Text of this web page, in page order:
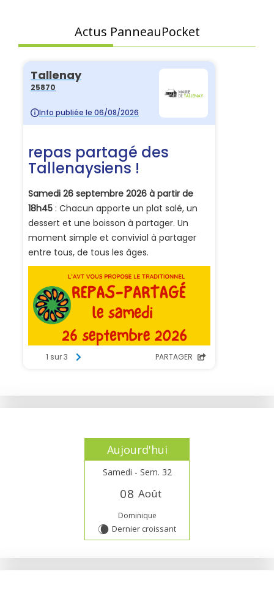
Actus PanneauPocket
Aujourd'hui
Samedi - Sem. 32
08 Août
Dominique
W Dernier croissant